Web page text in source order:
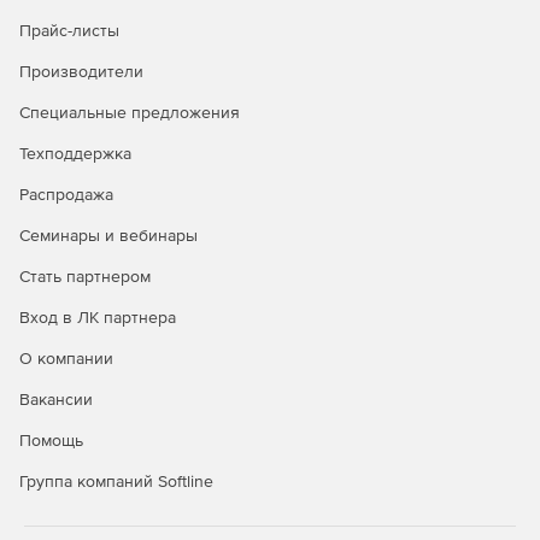
Прайс-листы
Производители
Специальные предложения
Техподдержка
Распродажа
Семинары и вебинары
Стать партнером
Вход в ЛК партнера
О компании
Вакансии
Помощь
Группа компаний Softline